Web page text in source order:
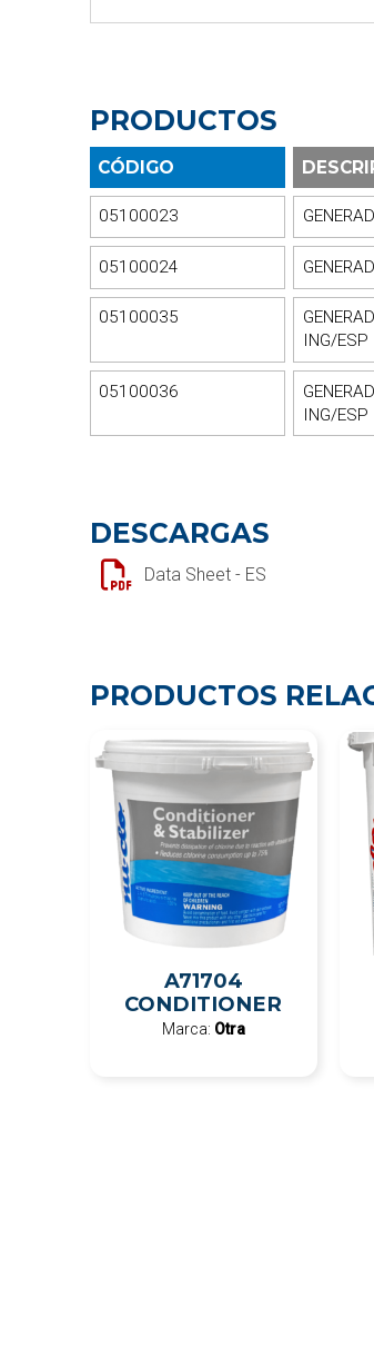
PRODUCTOS
CÓDIGO
05100023
05100024
05100035
ING/ESP
05100036
ING/ESP
DESCARGAS
Data Sheet - ES
PRODUCTOS
A71704
CONDITIONER
Marca: Otra